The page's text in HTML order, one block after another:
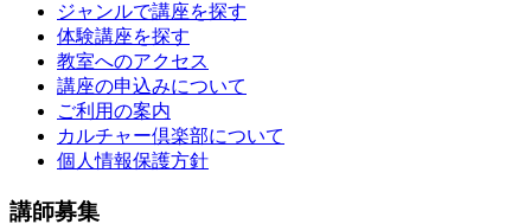
ジャンルで講座を探す
体験講座を探す
教室へのアクセス
講座の申込みについて
ご利用の案内
カルチャー倶楽部について
個人情報保護方針
講師募集